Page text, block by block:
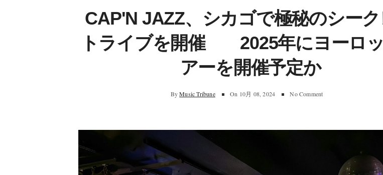
CAP'N JAZZ、シカゴで極秘のシー
トライブを開催 2025年にヨーロ
アーを開催予定か
By Music Tribune On 10月 08, 2024 No Comment